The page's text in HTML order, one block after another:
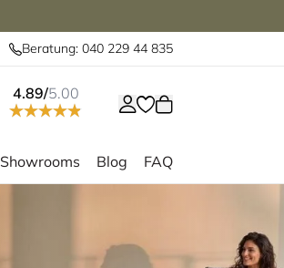
Beratung: 040 229 44 835
4.89/5.00
Showrooms Blog FAQ